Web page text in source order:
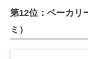
第12位：ベーカリ
ミ）